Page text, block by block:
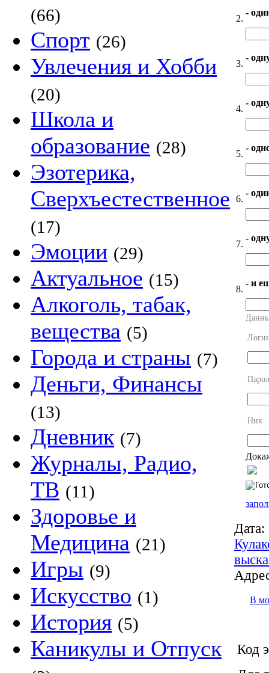
(66)
Спорт (26)
Увлечения и Хобби
(20)
Школа и
образование (28)
Эзотерика,
Сверхъестественное
(17)
Эмоции (29)
Актуальное (15)
Алкоголь, табак,
вещества (5)
Города и страны (7)
Деньги, Финансы
(13)
Дневник (7)
Журналы, Радио,
ТВ (11)
Здоровье и
Медицина (21)
Игры (9)
Искусство (1)
История (5)
Каникулы и Отпуск
2.
-
3.
-
4.
-
5.
-
6.
-
7.
-
8.
- и
Ник
Дата:
В
Код